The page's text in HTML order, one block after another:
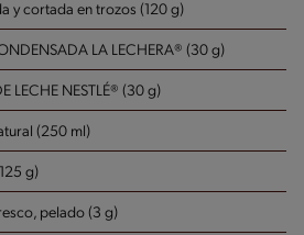
y cortada en trozos (120 g)
LA LECHERA® (30 g)
LECHE NESTLÉ® (30 g)
(250 ml)
g)
pelado (3 g)